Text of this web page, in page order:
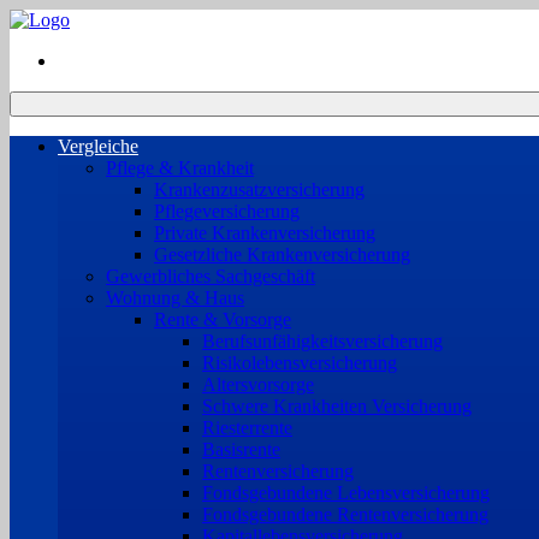
Vergleiche
Pflege & Krankheit
Krankenzusatzversicherung
Pflegeversicherung
Private Krankenversicherung
Gesetzliche Krankenversicherung
Gewerbliches Sachgeschäft
Wohnung & Haus
Rente & Vorsorge
Berufs­unfähigkeitsversicherung
Risikolebensversicherung
Altersvorsorge
Schwere Krankheiten Versicherung
Riesterrente
Basisrente
Rentenversicherung
Fondsgebundene Lebensversicherung
Fondsgebundene Rentenversicherung